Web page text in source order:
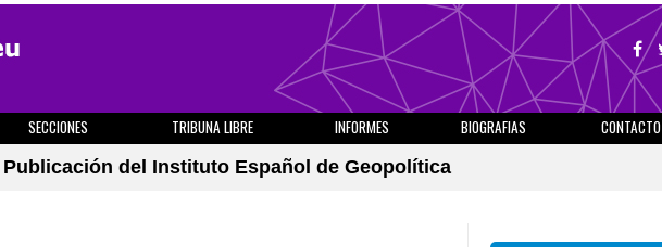
SECCIONES TRIBUNA LIBRE INFORMES BIOGRAFIAS CONTACTO
Publicación del Instituto Español de Geopolítica